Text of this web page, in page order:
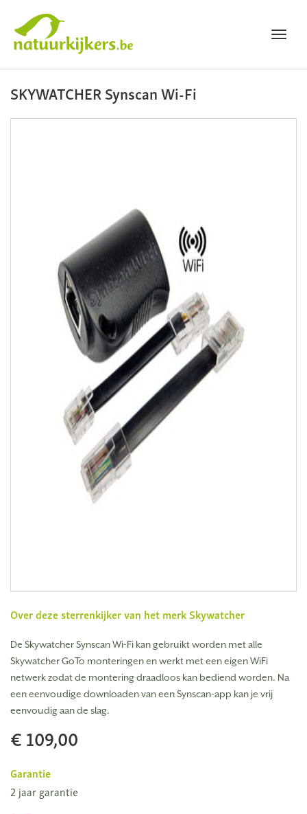
Natuurkijkers
SKYWATCHER Synscan Wi-Fi
Over deze sterrenkijker van het merkSkywatcher
De Skywatcher Synscan Wi-Fi kan gebruikt worden met alle
Skywatcher GoTo monteringen en werkt met een eigen WiFi
netwerk zodat de montering draadloos kan bediend worden. Na
een eenvoudige downloaden van een Synscan-app kan je vrij
eenvoudig aan de slag.
€ 109,00
Garantie
2 jaar garantie